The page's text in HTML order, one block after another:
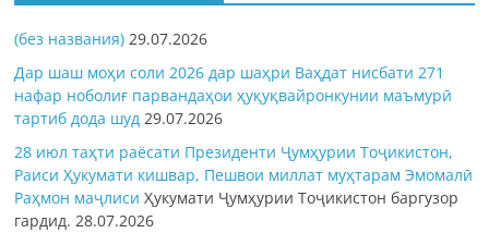
(без названия) 29.07.2026
Дар шаш моҳи соли 2026 дар шаҳри Ваҳдат нисбати 271
нафар ноболиғ парвандаҳои ҳуқуқвайронкунии маъмурӣ
тартиб дода шуд 29.07.2026
28 июл таҳти раёсати Президенти Ҷумҳурии Тоҷикистон,
Раиси Ҳукумати кишвар, Пешвои миллат муҳтарам Эмомалӣ
Раҳмон маҷлисиҲукумати Ҷумҳурии Тоҷикистон баргузор
гардид.28.07.2026